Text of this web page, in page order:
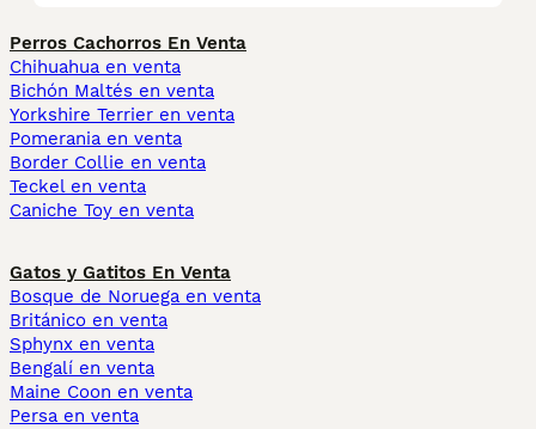
Perros Cachorros En Venta
Chihuahua en venta
Bichón Maltés en venta
Yorkshire Terrier en venta
Pomerania en venta
Border Collie en venta
Teckel en venta
Caniche Toy en venta
Gatos y Gatitos En Venta
Bosque de Noruega en venta
Británico en venta
Sphynx en venta
Bengalí en venta
Maine Coon en venta
Persa en venta